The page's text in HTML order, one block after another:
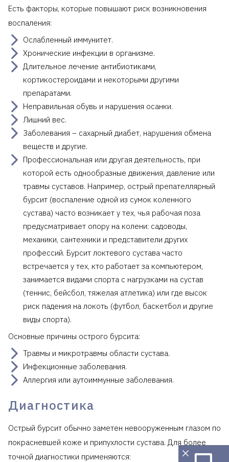
Есть факторы, которые повышают риск возникновения
воспаления:
Ослабленный иммунитет.
Хронические инфекции в организме.
Длительное лечение антибиотиками,
кортикостероидами и некоторыми другими
препаратами.
Неправильная обувь и нарушения осанки.
Лишний вес.
Заболевания – сахарный диабет, нарушения обмена
веществ и другие.
Профессиональная или другая деятельность, при
которой есть однообразные движения, давление или
травмы суставов. Например, острый препателлярный
бурсит (воспаление одной из сумок коленного
сустава) часто возникает у тех, чья рабочая поза
предусматривает опору на колени: садоводы,
механики, сантехники и представители других
профессий. Бурсит локтевого сустава часто
встречается у тех, кто работает за компьютером,
занимается видами спорта с нагрузками на сустав
(теннис, бейсбол, тяжелая атлетика) или где высок
риск падения на локоть (футбол, баскетбол и другие
виды спорта).
Основные причины острого бурсита:
Травмы и микротравмы области сустава.
Инфекционные заболевания.
Аллергия или аутоиммунные заболевания.
Диагностика
Острый бурсит обычно заметен невооруженным глазом по
покрасневшей коже и припухлости сустава. Для более
точной диагностики применяются: